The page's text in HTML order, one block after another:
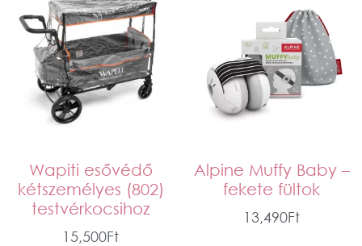
Wapiti esővédő
kétszemélyes (802)
testvérkocsihoz
15,500Ft
Alpine Muffy Baby –
fekete fültok
13,490Ft